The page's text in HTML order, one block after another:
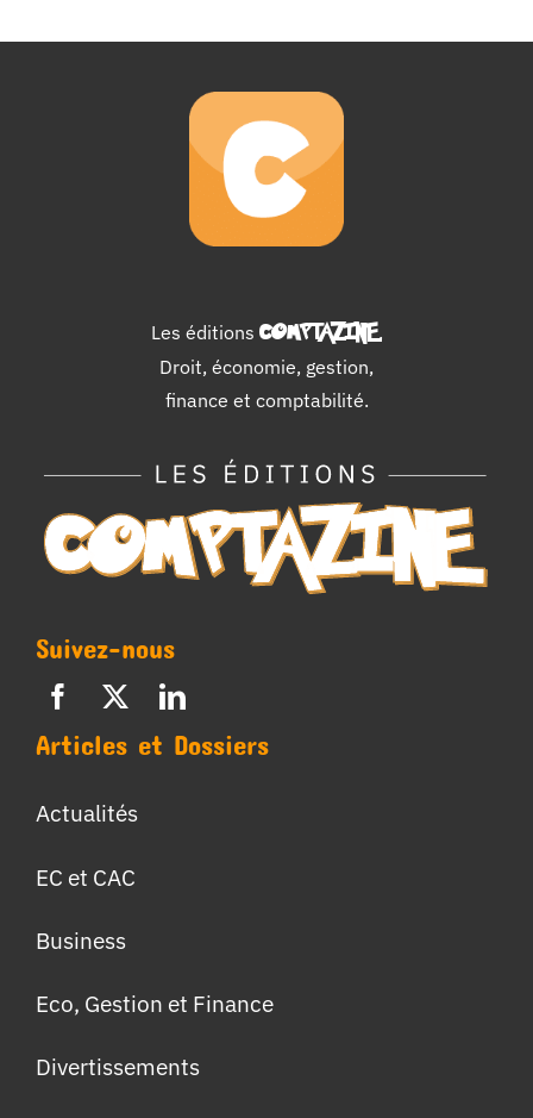
Les éditions COMPTAZINE.
Droit, économie, gestion,
finance et comptabilité.
Suivez-nous
Articles et Dossiers
Actualités
EC et CAC
Business
Eco, Gestion et Finance
Divertissements